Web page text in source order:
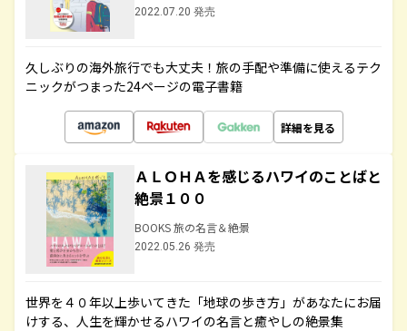
2022.07.20 発売
久しぶりの海外旅行でも大丈夫！旅の手配や準備に使えるテク
ニックがつまった24ページの電子書籍
詳細を見る
ＡＬＯＨＡを感じるハワイのことばと
絶景１００
BOOKS 旅の名言＆絶景
2022.05.26 発売
世界を４０年以上歩いてきた「地球の歩き方」があなたにお届
けする、人生を輝かせるハワイの名言と癒やしの絶景集